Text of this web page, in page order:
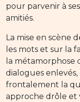
pour parvenir à
amitiés.
La mise en scène
les mots et sur la
la métamorphose
dialogues
frontalement la
approche drôle et